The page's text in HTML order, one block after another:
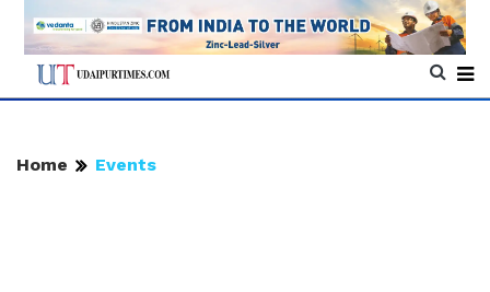
Home Events